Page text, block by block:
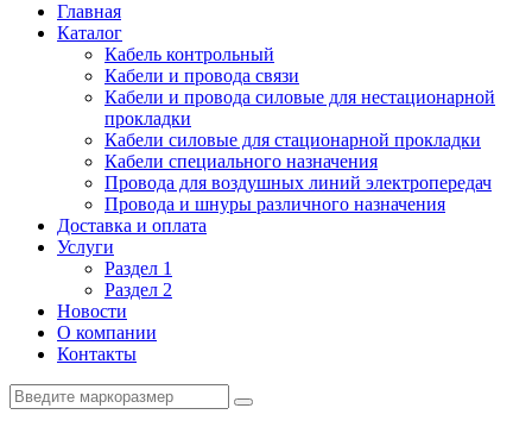
Главная
Каталог
Кабель контрольный
Кабели и провода связи
Кабели и провода силовые для нестационарной
прокладки
Кабели силовые для стационарной прокладки
Кабели специального назначения
Провода для воздушных линий электропередач
Провода и шнуры различного назначения
Доставка и оплата
Услуги
Раздел 1
Раздел 2
Новости
О компании
Контакты